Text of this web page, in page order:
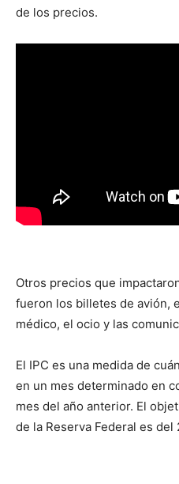
de los precios.
Otros precios que
fueron los billetes de avión,
médico, el ocio y las
El IPC es una medida de
en un mes determinado en
mes del año anterior. El
de la Reserva Federal es del